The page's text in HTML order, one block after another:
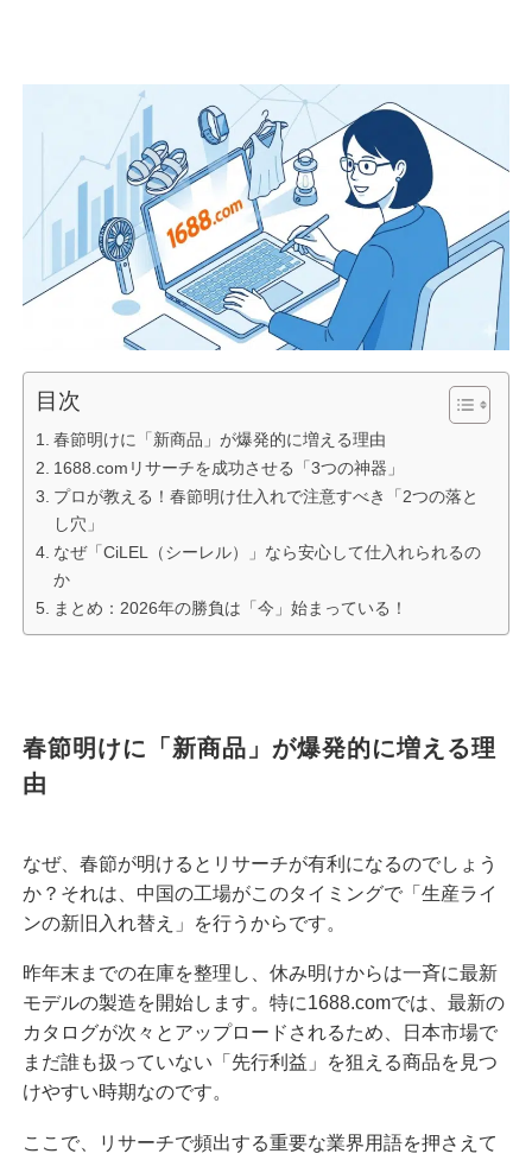
目次
春節明けに「新商品」が爆発的に増える理由
1688.comリサーチを成功させる「3つの神器」
プロが教える！春節明け仕入れで注意すべき「2つの落と
し穴」
なぜ「CiLEL（シーレル）」なら安心して仕入れられるの
か
まとめ：2026年の勝負は「今」始まっている！
春節明けに「新商品」が爆発的に増える理
由
なぜ、春節が明けるとリサーチが有利になるのでしょう
か？それは、中国の工場がこのタイミングで「生産ライ
ンの新旧入れ替え」を行うからです。
昨年末までの在庫を整理し、休み明けからは一斉に最新
モデルの製造を開始します。特に1688.comでは、最新の
カタログが次々とアップロードされるため、日本市場で
まだ誰も扱っていない「先行利益」を狙える商品を見つ
けやすい時期なのです。
ここで、リサーチで頻出する重要な業界用語を押さえて